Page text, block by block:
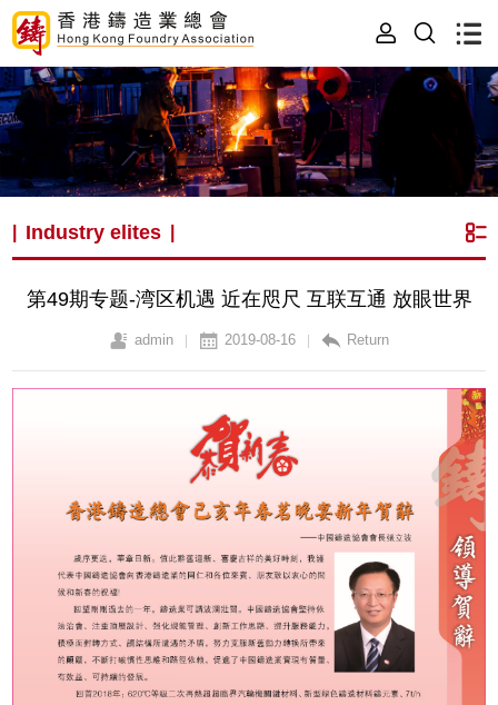
Industry elites
第49期专题-湾区机遇 近在咫尺 互联互通 放眼世界
admin | 2019-08-16 | Return